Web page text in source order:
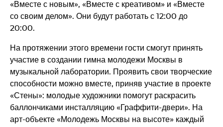
«Вместе с новым», «Вместе с креативом» и «Вместе
со своим делом». Они будут работать с 12:00 до
20:00.
На протяжении этого времени гости смогут принять
участие в создании гимна молодежи Москвы в
музыкальной лаборатории. Проявить свои творческие
способности можно вместе, приняв участие в проекте
«Стены»: молодые художники помогут раскрасить
баллончиками инсталляцию «Граффити-двери». На
арт-объекте «Молодежь Москвы на высоте» каждый